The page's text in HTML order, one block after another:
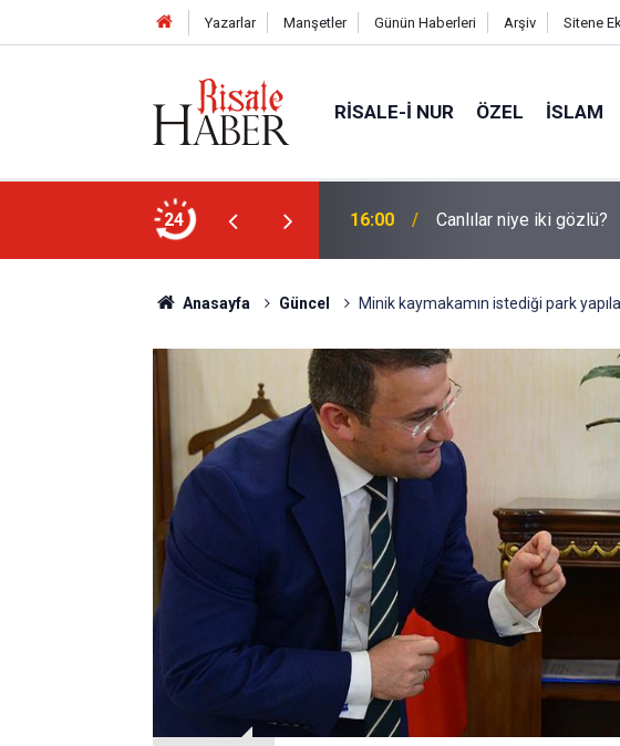
Yazarlar Manşetler Günün Haberleri Arşiv Sitene
RISALE-I NUR ÖZEL İSLAM
24 15:35 Sosyal medya,
Anasayfa Güncel Minik kaymakamın istediği park